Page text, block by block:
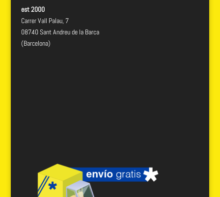
est 2000
Carrer Vall Palau, 7
08740 Sant Andreu de la Barca
(Barcelona)